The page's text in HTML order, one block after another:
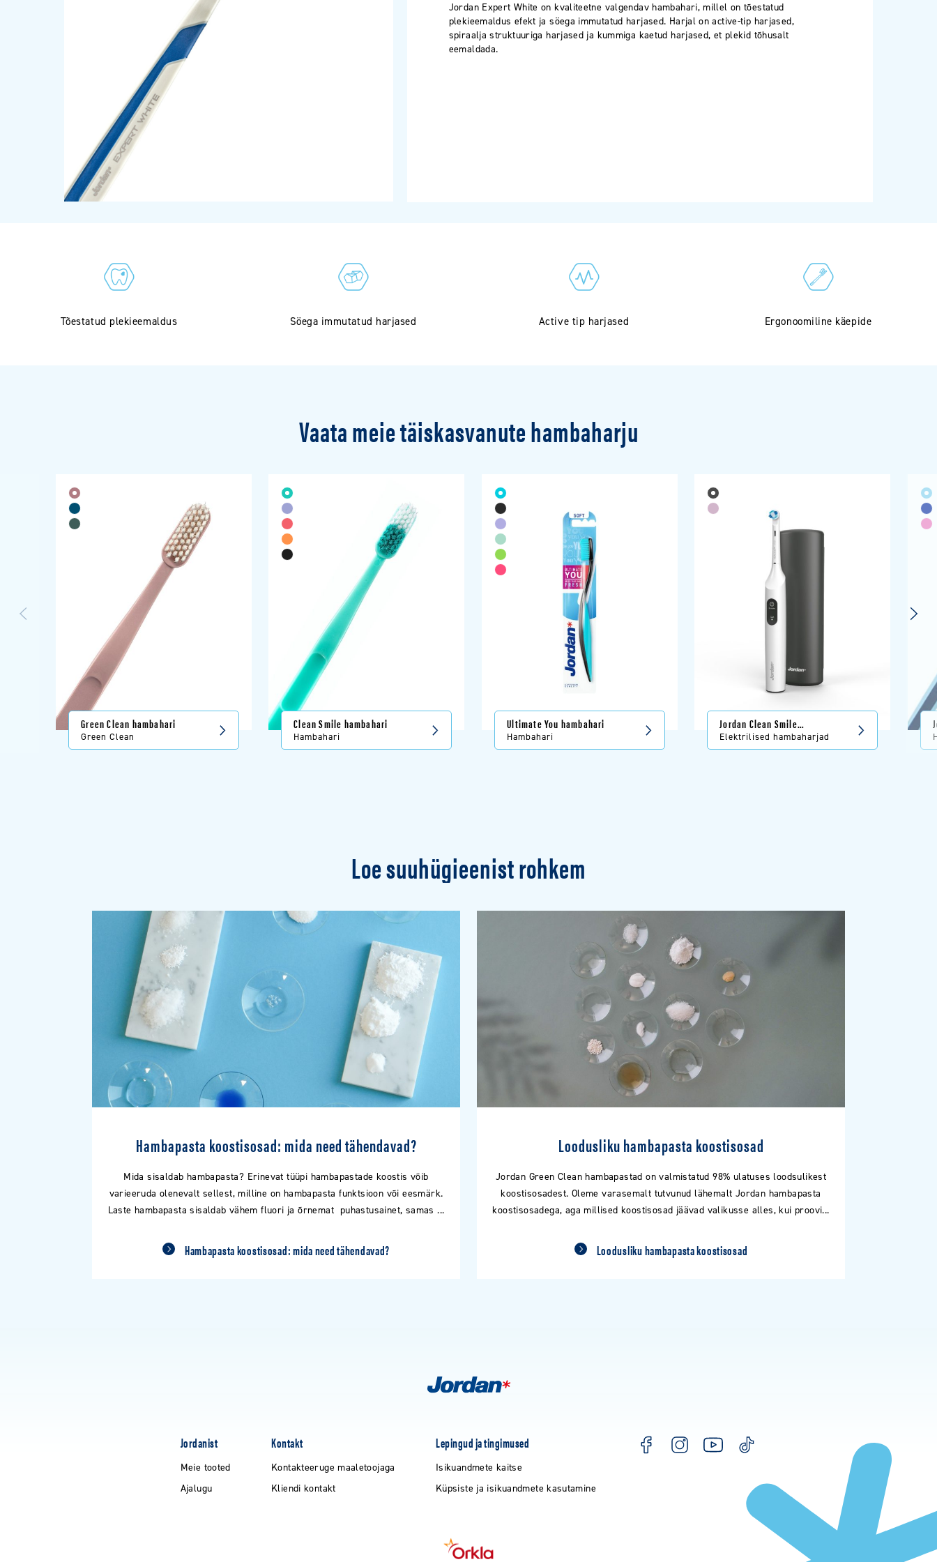
SLOVENIAN
SPAIN
Jordan Expert White on kvaliteetne valgendav hambahari, millel on tõestatud
plekieemaldus efekt ja söega immutatud harjased. Harjal on active-tip harjased,
spiraalja struktuuriga harjased ja kummiga kaetud harjased, et plekid tõhusalt
eemaldada.
Tõestatud plekieemaldus Söega immutatud harjased Active tip harjased Ergonoomiline käepide
Vaata meie täiskasvanute hambaharju
Green Clean hambahari
Green Clean
Clean Smile hambahari
Hambahari
Ultimate You hambahari
Hambahari
Jordan Clean Smile
elektriline hambahari
Elektrilised hambaharjad
Loe suuhügieenist rohkem
Hambapasta koostisosad: mida need tähendavad?
Mida sisaldab hambapasta? Erinevat tüüpi hambapastade koostis võib
varieeruda olenevalt sellest, milline on hambapasta funktsioon või eesmärk.
Laste hambapasta sisaldab vähem fluori ja õrnemat puhastusainet, samas ...
Hambapasta koostisosad: mida need tähendavad?
Loodusliku hambapasta koostisosad
Jordan Green Clean hambapastad on valmistatud 98% ulatuses loodsulikest
koostisosadest. Oleme varasemalt tutvunud lähemalt Jordan hambapasta
koostisosadega, aga millised koostisosad jäävad valikusse alles, kui proovi...
Loodusliku hambapasta koostisosad
Jordanist
Meie tooted
Ajalugu
Kontakt
Kontakteeruge maaletoojaga
Kliendi kontakt
Lepingud ja tingimused
Isikuandmete kaitse
Küpsiste ja isikuandmete kasutamine